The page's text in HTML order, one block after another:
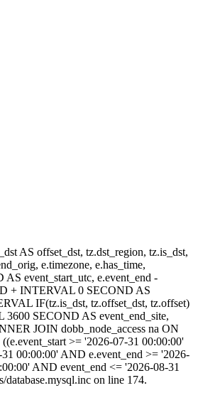
AS offset_dst, tz.dst_region, tz.is_dst,
e.timezone, e.has_time,
event_start_utc, e.event_end -
+ INTERVAL 0 SECOND AS
IF(tz.is_dst, tz.offset_dst, tz.offset)
SECOND AS event_end_site,
JOIN dobb_node_access na ON
>= '2026-07-31 00:00:00'
00:00:00' AND e.event_end >= '2026-
AND event_end <= '2026-08-31
on line 174.